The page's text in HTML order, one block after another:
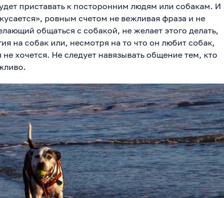
приставать к посторонним людям или собакам. И
ровным счетом не вежливая фраза и не
общаться с собакой, не желает этого делать,
на собак или, несмотря на то что он любит собак,
хочется. Не следует навязывать общение тем, кто